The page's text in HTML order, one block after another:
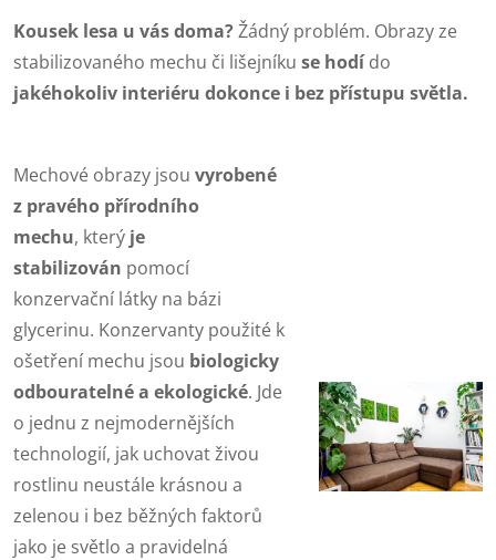
Kousek lesa u vás doma?Žádný problém. Obrazy ze
stabilizovaného mechu či lišejníku se hodído
jakéhokoliv interiéru dokonce i bez přístupu světla.
Mechové obrazy jsou vyrobené
z pravého přírodního
mechu, který je
stabilizován pomocí
konzervační látky na bázi
glycerinu. Konzervanty použité k
ošetření mechu jsou biologicky
odbouratelné a ekologické. Jde
o jednu z nejmodernějších
technologií, jak uchovat živou
rostlinu neustále krásnou a
zelenou i bez běžných faktorů
jako je světlo a pravidelná